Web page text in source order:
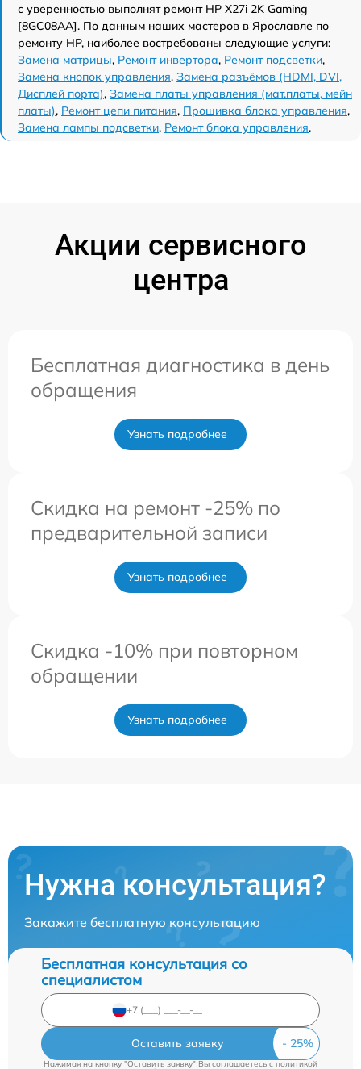
с уверенностью выполнят ремонт HP X27i 2K Gaming
[8GC08AA]. По данным наших мастеров в Ярославле по
ремонту HP, наиболее востребованы следующие услуги:
Замена матрицы, Ремонт инвертора, Ремонт подсветки,
Замена кнопок управления, Замена разъёмов (HDMI, DVI,
Дисплей порта), Замена платы управления (мат.платы, мейн
платы), Ремонт цепи питания, Прошивка блока управления,
Замена лампы подсветки, Ремонт блока управления.
Акции сервисного
центра
Бесплатная диагностика в день
обращения
Узнать подробнее
Скидка на ремонт -25% по
предварительной записи
Узнать подробнее
Скидка -10% при повторном
обращении
Узнать подробнее
Нужна консультация?
Закажите бесплатную консультацию
Бесплатная консультация со
специалистом
Оставить заявку
Нажимая на кнопку "Оставить заявку" Вы соглашаетесь cполитикой